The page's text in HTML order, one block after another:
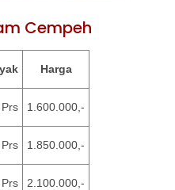
Cempeh
Harga
1.600.000,-
1.850.000,-
2.100.000,-